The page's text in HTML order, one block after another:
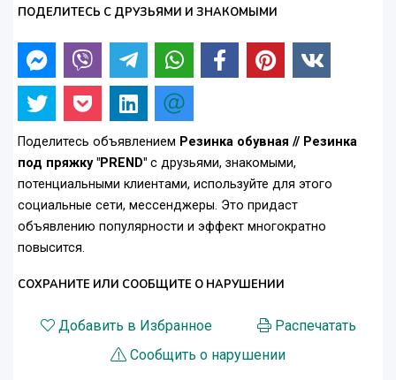
ПОДЕЛИТЕСЬ С ДРУЗЬЯМИ И ЗНАКОМЫМИ
Поделитесь объявлением Резинка обувная // Резинка
под пряжку "PREND" с друзьями, знакомыми,
потенциальными клиентами, используйте для этого
социальные сети, мессенджеры. Это придаст
объявлению популярности и эффект многократно
повысится.
СОХРАНИТЕ ИЛИ СООБЩИТЕ О НАРУШЕНИИ
Добавить в Избранное
Распечатать
Сообщить о нарушении